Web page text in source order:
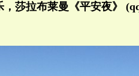
莎拉布莱曼《平安夜》